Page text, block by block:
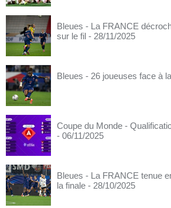
Bleues - La FRANCE
sur le fil - 28/11/2025
Bleues - 26 joueuses face à
Coupe du Monde -
- 06/11/2025
Bleues - La FRANCE tenue
la finale - 28/10/2025